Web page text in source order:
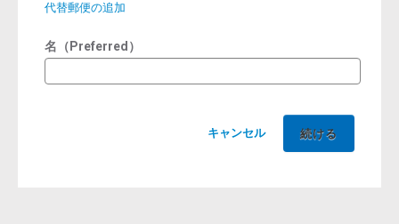
代替郵便の追加
名（Preferred）
キャンセル